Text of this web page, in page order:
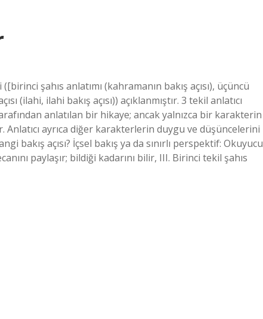
şahıs anlatımı (kahramanın bakış açısı), üçüncü
(ilahi, ilahi bakış açısı)) açıklanmıştır. 3 tekil anlatıcı
anlatılan bir hikaye; ancak yalnızca bir karakterin
Anlatıcı ayrıca diğer karakterlerin duygu ve düşüncelerini
bakış açısı? İçsel bakış ya da sınırlı perspektif: Okuyucu
paylaşır; bildiği kadarını bilir, III. Birinci tekil şahıs